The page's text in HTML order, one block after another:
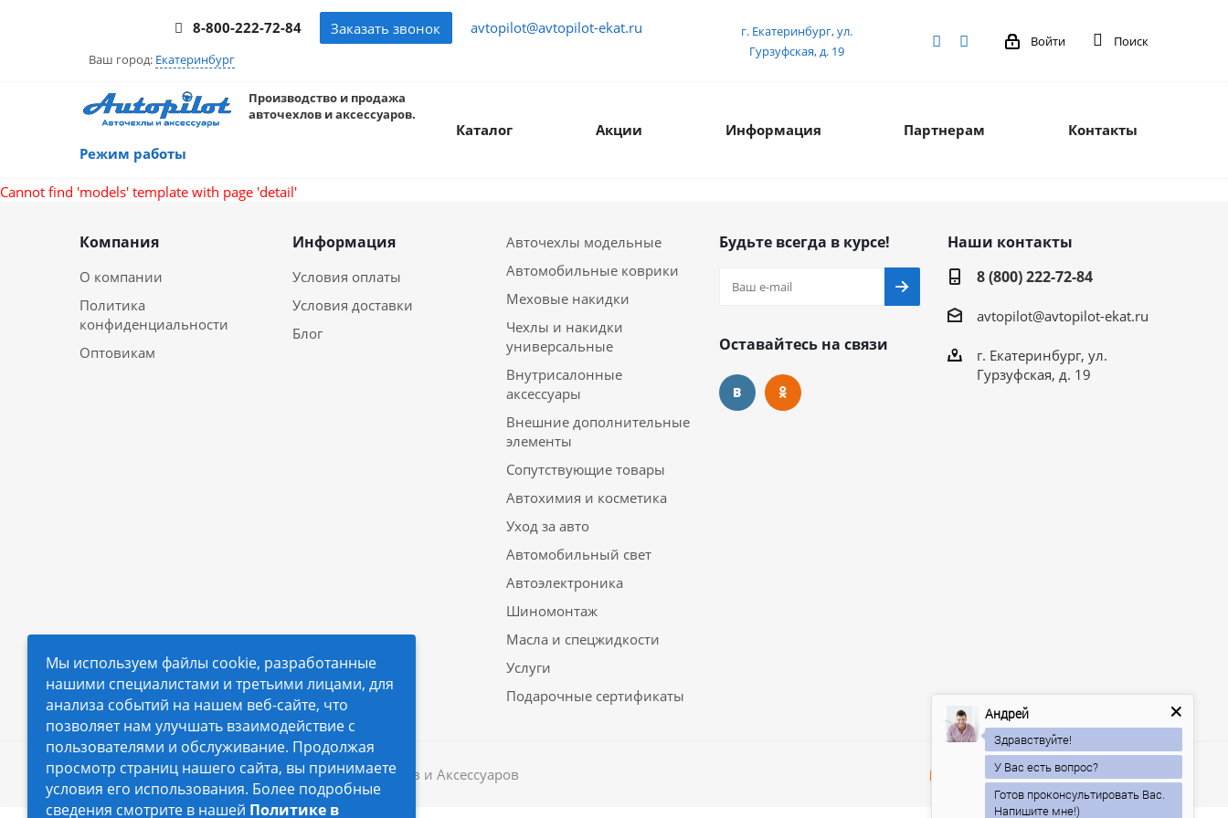
8-800-222-72-84 Заказать звонок avtopilot@avtopilot-ekat.ru
Ваш город: Екатеринбург
г. Екатеринбург, ул.
Гурзуфская, д. 19
Войти Поиск
Производство и продажа
авточехлов и аксессуаров.
Режим работы
Каталог Акции Информация Партнерам Контакты
Cannot find 'models' template with page 'detail'
Компания
О компании
Политика
конфиденциальности
Оптовикам
Информация
Условия оплаты
Условия доставки
Блог
Авточехлы модельные
Автомобильные коврики
Меховые накидки
Чехлы и накидки
универсальные
Внутрисалонные
аксессуары
Внешние дополнительные
элементы
Сопутствующие товары
Автохимия и косметика
Уход за авто
Автомобильный свет
Автоэлектроника
Шиномонтаж
Масла и спецжидкости
Услуги
Подарочные сертификаты
Будьте всегда в курсе!
Оставайтесь на связи
Наши контакты
8 (800) 222-72-84
avtopilot@avtopilot-ekat.ru
г. Екатеринбург, ул.
Гурзуфская, д. 19
2026 © Автопилот - интернет-магазин Авточехлов и Аксессуаров
Мы используем файлы cookie, разработанные
нашими специалистами и третьими лицами, для
анализа событий на нашем веб-сайте, что
позволяет нам улучшать взаимодействие с
пользователями и обслуживание. Продолжая
просмотр страниц нашего сайта, вы принимаете
условия его использования. Более подробные
сведения смотрите в нашей Политике в
Андрей
Здравствуйте!
У Вас есть вопрос?
Готов проконсультировать Вас.
Напишите мне!)